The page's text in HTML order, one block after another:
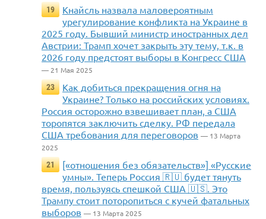
19
Кнайсль назвала маловероятным
урегулирование конфликта на Украине в
2025 году. Бывший министр иностранных дел
Австрии: Трамп хочет закрыть эту тему, т.к. в
2026 году предстоят выборы в Конгресс США
— 21 Мая 2025
23
Как добиться прекращения огня на
Украине? Только на российских условиях.
Россия осторожно взвешивает план, а США
торопятся заключить сделку. РФ передала
США требования для переговоров — 13 Марта
2025
21
[«отношения без обязательств»] «Русские
умны». Теперь Россия 🇷🇺 будет тянуть
время, пользуясь спешкой США 🇺🇸. Это
Трампу стоит поторопиться с кучей фатальных
выборов — 13 Марта 2025